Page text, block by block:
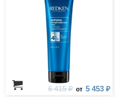
6 415 ₽ от 5 453 ₽